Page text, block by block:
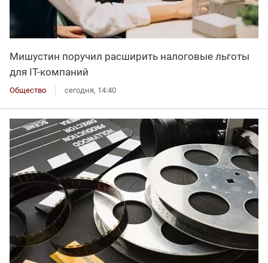
Мишустин поручил расширить налоговые льготы
для IT-компаний
Общество сегодня, 14:40